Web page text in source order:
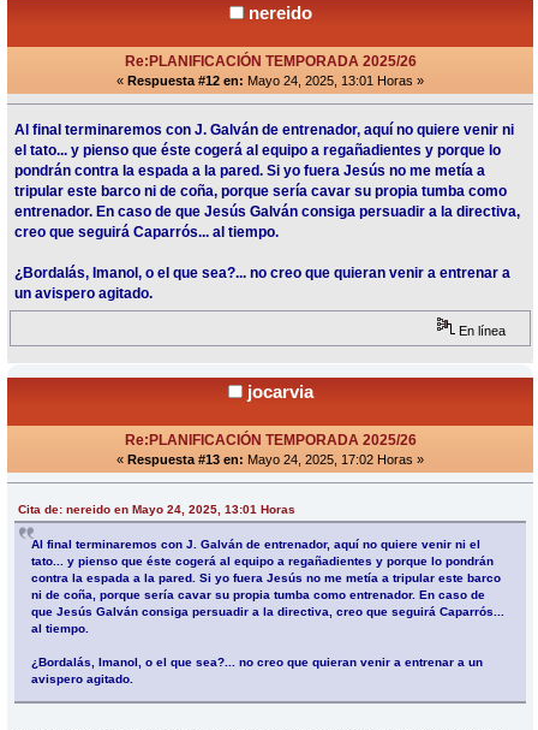
nereido
Re:PLANIFICACIÓN TEMPORADA 2025/26
« Respuesta #12 en: Mayo 24, 2025, 13:01 Horas »
Al final terminaremos con J. Galván de entrenador, aquí no quiere venir ni
el tato... y pienso que éste cogerá al equipo a regañadientes y porque lo
pondrán contra la espada a la pared. Si yo fuera Jesús no me metía a
tripular este barco ni de coña, porque sería cavar su propia tumba como
entrenador. En caso de que Jesús Galván consiga persuadir a la directiva,
creo que seguirá Caparrós... al tiempo.
¿Bordalás, Imanol, o el que sea?... no creo que quieran venir a entrenar a
un avispero agitado.
En línea
jocarvia
Re:PLANIFICACIÓN TEMPORADA 2025/26
« Respuesta #13 en: Mayo 24, 2025, 17:02 Horas »
Cita de: nereido en Mayo 24, 2025, 13:01 Horas
Al final terminaremos con J. Galván de entrenador, aquí no quiere venir ni el
tato... y pienso que éste cogerá al equipo a regañadientes y porque lo pondrán
contra la espada a la pared. Si yo fuera Jesús no me metía a tripular este barco
ni de coña, porque sería cavar su propia tumba como entrenador. En caso de
que Jesús Galván consiga persuadir a la directiva, creo que seguirá Caparrós...
al tiempo.
¿Bordalás, Imanol, o el que sea?... no creo que quieran venir a entrenar a un
avispero agitado.